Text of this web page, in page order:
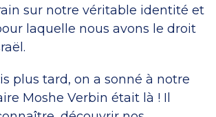
sur notre véritable identité et
laquelle nous avons le droit
plus tard, on a sonné à notre
Moshe Verbin était là ! Il